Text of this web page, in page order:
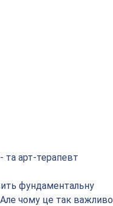
та арт-терапевт
фундаментальну
Але чому це так важливо